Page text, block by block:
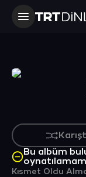
Bu albüm
Kısmet Oldu